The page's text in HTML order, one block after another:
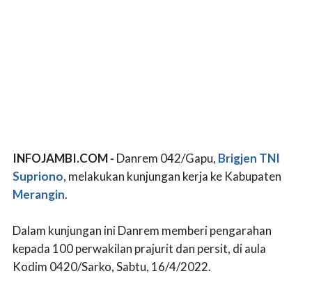
INFOJAMBI.COM - Danrem 042/Gapu, Brigjen TNI
Supriono, melakukan kunjungan kerja ke Kabupaten
Merangin.
Dalam kunjungan ini Danrem memberi pengarahan
kepada 100 perwakilan prajurit dan persit, di aula
Kodim 0420/Sarko, Sabtu, 16/4/2022.